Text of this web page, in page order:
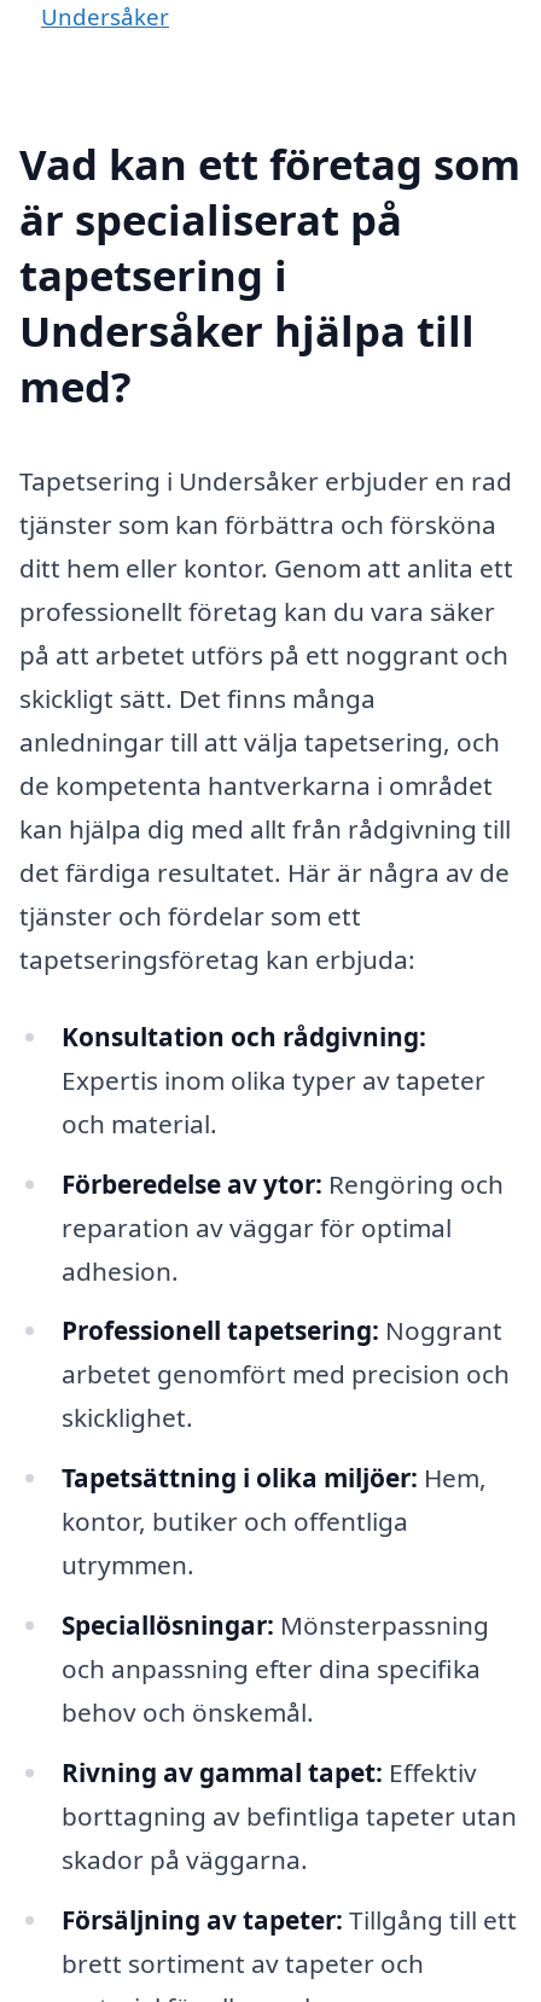
Undersåker
Vad kan ett företag som
är specialiserat på
tapetsering i
Undersåker hjälpa till
med?
Tapetsering i Undersåker erbjuder en rad
tjänster som kan förbättra och försköna
ditt hem eller kontor. Genom att anlita ett
professionellt företag kan du vara säker
på att arbetet utförs på ett noggrant och
skickligt sätt. Det finns många
anledningar till att välja tapetsering, och
de kompetenta hantverkarna i området
kan hjälpa dig med allt från rådgivning till
det färdiga resultatet. Här är några av de
tjänster och fördelar som ett
tapetseringsföretag kan erbjuda:
Konsultation och rådgivning:
Expertis inom olika typer av tapeter
och material.
Förberedelse av ytor: Rengöring och
reparation av väggar för optimal
adhesion.
Professionell tapetsering: Noggrant
arbetet genomfört med precision och
skicklighet.
Tapetsättning i olika miljöer: Hem,
kontor, butiker och offentliga
utrymmen.
Speciallösningar: Mönsterpassning
och anpassning efter dina specifika
behov och önskemål.
Rivning av gammal tapet: Effektiv
borttagning av befintliga tapeter utan
skador på väggarna.
Försäljning av tapeter: Tillgång till ett
brett sortiment av tapeter och